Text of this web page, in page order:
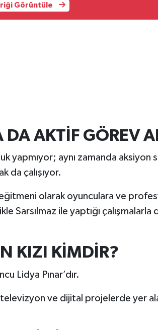
Görüntüle
DA AKTİF GÖREV
yapmıyor; aynı zamanda aksiyon
da çalışıyor.
eğitmeni olarak oyunculara ve
Sarsılmaz ile yaptığı çalışmalarla
KIZI KİMDİR?
Lidya Pınar’dır.
televizyon ve dijital projelerde yer